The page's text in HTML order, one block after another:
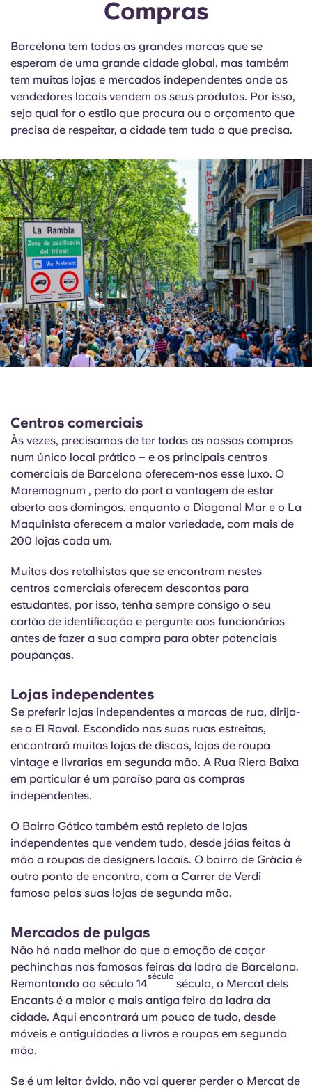
Compras
Barcelona tem todas as grandes marcas que se
esperam de uma grande cidade global, mas também
tem muitas lojas e mercados independentes onde os
vendedores locais vendem os seus produtos. Por isso,
seja qual for o estilo que procura ou o orçamento que
precisa de respeitar, a cidade tem tudo o que precisa.
Centros comerciais
Às vezes, precisamos de ter todas as nossas compras
num único local prático – e os principais centros
comerciais de Barcelona oferecem-nos esse luxo. O
Maremagnum , perto do port a vantagem de estar
aberto aos domingos, enquanto o Diagonal Mar e o La
Maquinista oferecem a maior variedade, com mais de
200 lojas cada um.
Muitos dos retalhistas que se encontram nestes
centros comerciais oferecem descontos para
estudantes, por isso, tenha sempre consigo o seu
cartão de identificação e pergunte aos funcionários
antes de fazer a sua compra para obter potenciais
poupanças.
Lojas independentes
Se preferir lojas independentes a marcas de rua, dirija-
se a El Raval. Escondido nas suas ruas estreitas,
encontrará muitas lojas de discos, lojas de roupa
vintage e livrarias em segunda mão. A Rua Riera Baixa
em particular é um paraíso para as compras
independentes.
O Bairro Gótico também está repleto de lojas
independentes que vendem tudo, desde jóias feitas à
mão a roupas de designers locais. O bairro de Gràcia é
outro ponto de encontro, com a Carrer de Verdi
famosa pelas suas lojas de segunda mão.
Mercados de pulgas
Não há nada melhor do que a emoção de caçar
pechinchas nas famosas feiras da ladra de Barcelona.
Remontando ao século 14
século
século, o Mercat dels
Encants é a maior e mais antiga feira da ladra da
cidade. Aqui encontrará um pouco de tudo, desde
móveis e antiguidades a livros e roupas em segunda
mão.
Se é um leitor ávido, não vai querer perder o Mercat de